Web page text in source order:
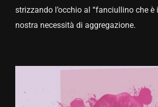
strizzando l’occhio al “fanciullino che è
nostra necessità di aggregazione.